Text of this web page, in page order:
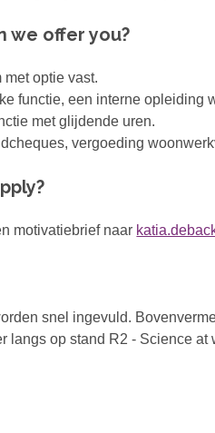
we offer you?
met optie vast.
functie, een interne opleiding
met glijdende uren.
vergoeding
motivatiebrief naar
snel ingevuld.
langs op stand R2 - Science